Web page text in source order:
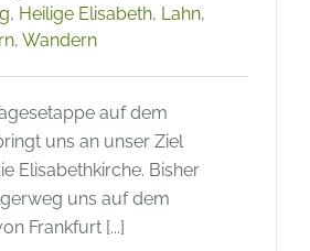
, Heilige Elisabeth, Lahn,
, Wandern
auf dem
uns an unser Ziel
Elisabethkirche. Bisher
uns auf dem
Frankfurt [...]